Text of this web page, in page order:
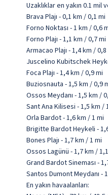
Uzaklıklar en yakın 0.1
Brava Plajı - 0,1 km / 0,1 mi
Forno Noktası - 1 km / 0,6
Forno Plajı - 1,1 km / 0,7 mi
Armacao Plajı - 1,4 km / 0,8
Juscelino Kubitschek
Foca Plajı - 1,4 km / 0,9 mi
Buziosnauta - 1,5 km / 0,9
Ossos Meydanı - 1,5 km /
Sant Ana Kilisesi - 1,5 km /
Orla Bardot - 1,6 km / 1 mi
Brigitte Bardot Heykeli -
Bones Plajı - 1,7 km / 1 mi
Ossos Lagünü - 1,7 km /
Grand Bardot Sineması -
Santos Dumont Meydanı -
En yakın havaalanları: